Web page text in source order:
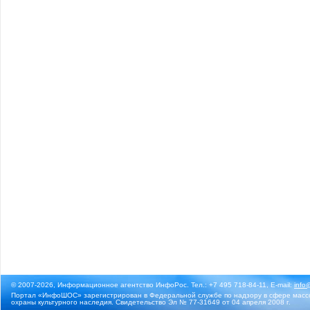
© 2007-2026, Информационное агентство ИнфоРос. Тел.: +7 495 718-84-11, E-mail:
Портал «ИнфоШОС» зарегистрирован в Федеральной службе по надзору в сфере
охраны культурного наследия. Свидетельство Эл № 77-31649 от 04 апреля 2008 г.